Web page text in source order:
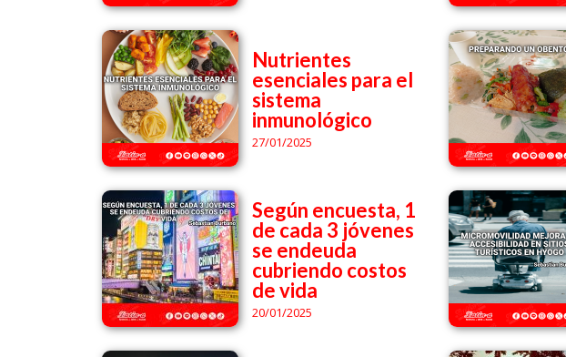
Nutrientes
esenciales para el
sistema
inmunológico
27/01/2025
Según encuesta, 1
de cada 3 jóvenes
se endeuda
cubriendo costos
de vida
20/01/2025